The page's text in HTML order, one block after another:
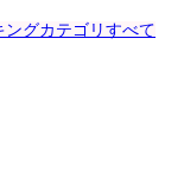
グカテゴリすべて